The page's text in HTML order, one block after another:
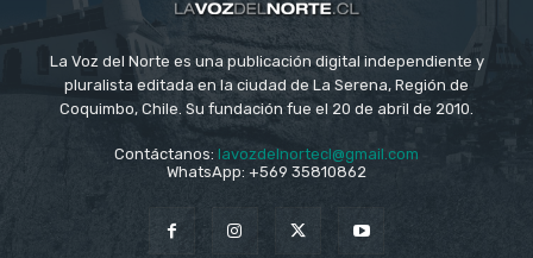
La Voz del Norte es una publicación digital independiente y
pluralista editada en la ciudad de La Serena, Región de
Coquimbo, Chile. Su fundación fue el 20 de abril de 2010.
Contáctanos: lavozdelnortecl@gmail.com
WhatsApp: +569 35810862